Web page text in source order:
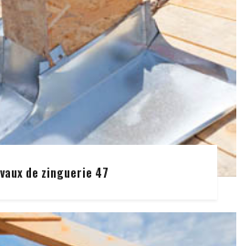
de zinguerie 47